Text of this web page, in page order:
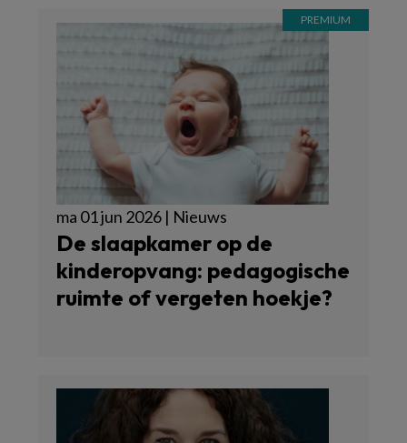
ma 01 jun 2026 | Nieuws
De slaapkamer op de
kinderopvang: pedagogische
ruimte of vergeten hoekje?